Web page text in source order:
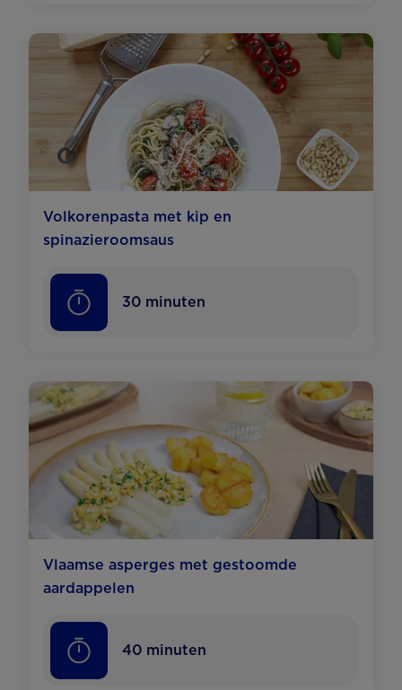
Volkorenpasta met kip en
spinazieroomsaus
30 minuten
Vlaamse asperges met gestoomde
aardappelen
40 minuten